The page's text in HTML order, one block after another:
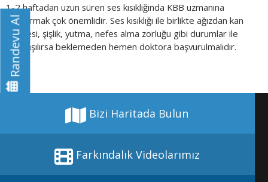
1-2 haftadan uzun süren ses kısıklığında KBB uzmanına
başvurmak çok önemlidir. Ses kısıklığı ile birlikte ağızdan kan
gelmesi, şişlik, yutma, nefes alma zorluğu gibi durumlar ile
karşılaşılırsa beklemeden hemen doktora başvurulmalıdır.
Bizi Haritada Bulun
Randevu Al
Farkındalık Videolarımız